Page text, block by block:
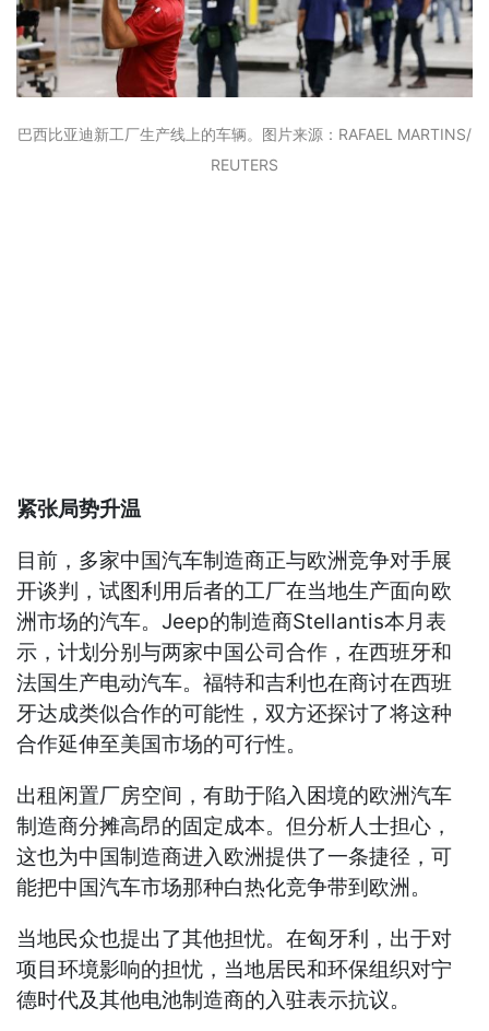
巴西比亚迪新工厂生产线上的车辆。图片来源：RAFAEL MARTINS/
REUTERS
紧张局势升温
目前，多家中国汽车制造商正与欧洲竞争对手展
开谈判，试图利用后者的工厂在当地生产面向欧
洲市场的汽车。Jeep的制造商Stellantis本月表
示，计划分别与两家中国公司合作，在西班牙和
法国生产电动汽车。福特和吉利也在商讨在西班
牙达成类似合作的可能性，双方还探讨了将这种
合作延伸至美国市场的可行性。
出租闲置厂房空间，有助于陷入困境的欧洲汽车
制造商分摊高昂的固定成本。但分析人士担心，
这也为中国制造商进入欧洲提供了一条捷径，可
能把中国汽车市场那种白热化竞争带到欧洲。
当地民众也提出了其他担忧。在匈牙利，出于对
项目环境影响的担忧，当地居民和环保组织对宁
德时代及其他电池制造商的入驻表示抗议。